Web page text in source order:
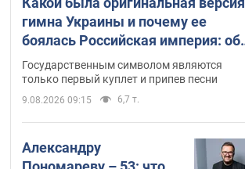
гимна Украины и почему ее
боялась Российская империя: об
этом не рассказывают в школе
Государственным символом являются
только первый куплет и припев песни
9.08.2026 09:15 6,7 т.
Александру